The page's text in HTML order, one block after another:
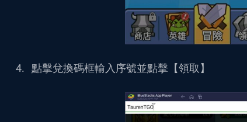
點擊兌換碼框輸入序號並點擊【領取】